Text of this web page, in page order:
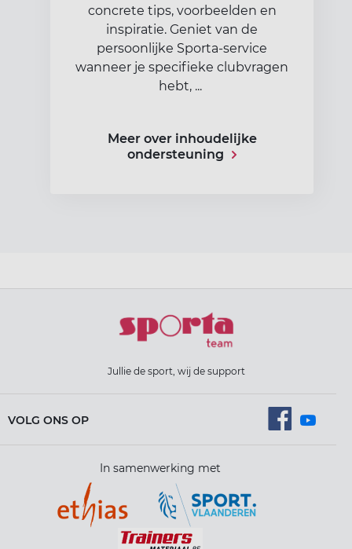
concrete tips, voorbeelden en
inspiratie. Geniet van de
persoonlijke Sporta-service
wanneer je specifieke clubvragen
hebt, ...
Meer over inhoudelijke
ondersteuning
Jullie de sport, wij de support
VOLG ONS OP
In samenwerking met